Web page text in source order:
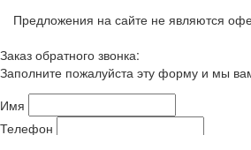
Предложения на сайте не являются
Заказ обратного звонка:
Заполните пожалуйста эту форму и мы
Имя
Телефон